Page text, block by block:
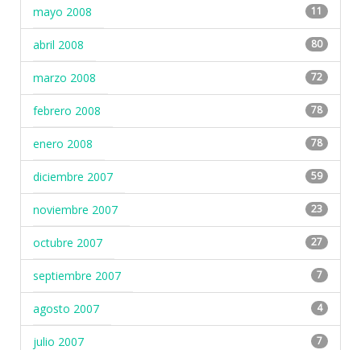
mayo 2008 11
abril 2008 80
marzo 2008 72
febrero 2008 78
enero 2008 78
diciembre 2007 59
noviembre 2007 23
octubre 2007 27
septiembre 2007 7
agosto 2007 4
julio 2007 7